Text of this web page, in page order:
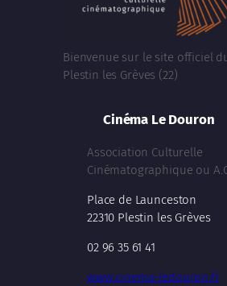
Bienvenue sur le site officiel
Plestin les Grèves (22)
Cinéma Le Douron
Association Culturelle
Cinématographique ou
Place de Launceston
22310 Plestin les Grèves
02 96 35 61 41
www.cinema-ledouron.fr